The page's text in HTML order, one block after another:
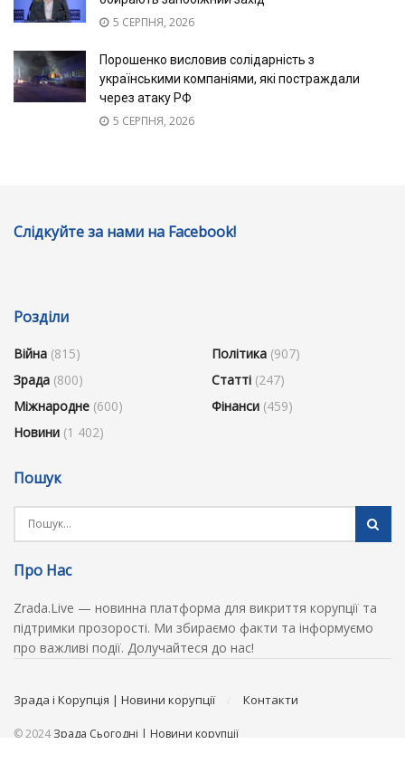
5 СЕРПНЯ, 2026
Порошенко висловив солідарність з
українськими компаніями, які постраждали
через атаку РФ
5 СЕРПНЯ, 2026
Слідкуйте за нами на Facebook!
Розділи
Війна (815)
Зрада (800)
Міжнародне (600)
Новини (1 402)
Політика (907)
Статті (247)
Фінанси (459)
Пошук
Про Нас
Zrada.Live — новинна платформа для викриття корупції та
підтримки прозорості. Ми збираємо факти та інформуємо
про важливі події. Долучайтеся до нас!
Зрада і Корупція | Новини корупції Контакти
© 2024Зрада Сьогодні | Новини корупції